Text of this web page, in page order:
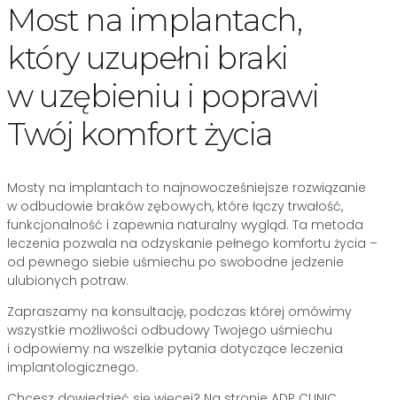
Most na implantach,
który uzupełni braki
w uzębieniu i poprawi
Twój komfort życia
Mosty na implantach to najnowocześniejsze rozwiązanie
w odbudowie braków zębowych, które łączy trwałość,
funkcjonalność i zapewnia naturalny wygląd. Ta metoda
leczenia pozwala na odzyskanie pełnego komfortu życia –
od pewnego siebie uśmiechu po swobodne jedzenie
ulubionych potraw.
Zapraszamy na konsultację, podczas której omówimy
wszystkie możliwości odbudowy Twojego uśmiechu
i odpowiemy na wszelkie pytania dotyczące leczenia
implantologicznego.